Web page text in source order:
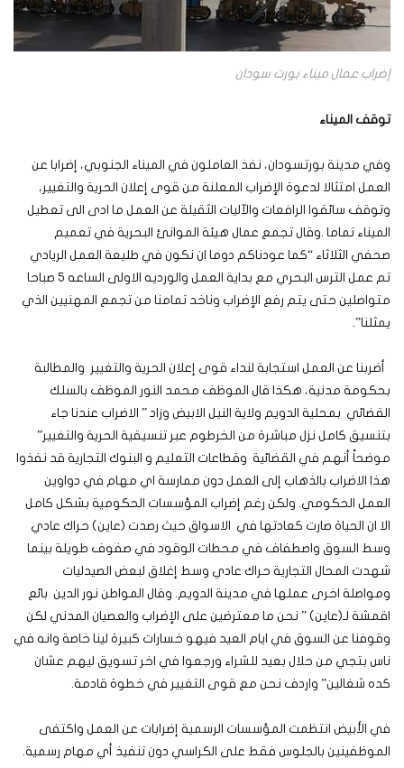
إضراب عمال ميناء بورت سودان
توقف الميناء
وفي مدينة بورتسودان، نفذ العاملون في الميناء الجنوبي، إضرابا عن
العمل امتثالا لدعوة الإضراب المعلنة من قوى إعلان الحرية والتغيير،
وتوقف سائقوا الرافعات والآليات الثقيلة عن العمل ما ادى الى تعطيل
الميناء تماما .وقال تجمع عمال هيئة الموانئ البحرية في تعميم
صحفي الثلاثاء “كما عودناكم دوما ان نكون في طليعة العمل الريادي
تم عمل الترس البحري مع بداية العمل والورديه الاولى الساعه ٥ صباحا
متواصلين حتى يتم رفع الإضراب وناخد تمامنا من تجمع المهنيين الذي
يمثلنا”.
أضربنا عن العمل استجابة لنداء قوى إعلان الحرية والتغيير والمطالبة
بحكومة مدنية، هكذا قال الموظف محمد النور الموظف بالسلك
القضائي بمحلية الدويم ولاية النيل الابيض وزاد ” الاضراب عندنا جاء
بتنسيق كامل نزل مباشرة من الخرطوم عبر تنسيقية الحرية والتغيير”
موضحاً أنهم في القضائية وقطاعات التعليم و البنوك التجارية قد نفذوا
هذا الاضراب بالذهاب إلى العمل دون ممارسة اي مهام في دواوين
العمل الحكومي. ولكن رغم إضراب المؤسسات الحكومية بشكل كامل
الا ان الحياة صارت كعادتها في الاسواق حيث رصدت (عاين) حراك عادي
وسط السوق واصطفاف في محطات الوقود في صفوف طويلة بينما
شهدت المحال التجارية حراك عادي وسط إغلاق لبعض الصيدليات
ومواصلة اخرى عملها في مدينة الدويم. وقال المواطن نور الدين بائع
اقمشة لـ(عاين) ” نحن ما معترضين على الإضراب والعصيان المدني لكن
وقوفنا عن السوق في ايام العيد فيهو خسارات كبيرة لينا خاصة وانه في
ناس بتجي من حلال بعيد للشراء ورجعوا في اخر تسويق ليهم عشان
كده شغالين” واردف نحن مع قوى التغيير في خطوة قادمة.
في الأبيض انتظمت المؤسسات الرسمية إضرابات عن العمل واكتفى
الموظفينين بالجلوس فقط على الكراسي دون تنفيذ أي مهام رسمية.